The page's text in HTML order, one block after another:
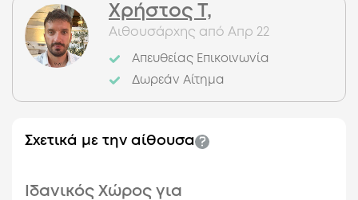
Χρήστος Τ,
Αιθουσάρχης από Απρ 22
Απευθείας Επικοινωνία
Δωρεάν Αίτημα
Σχετικά με την αίθουσα
Ιδανικός Χώρος για